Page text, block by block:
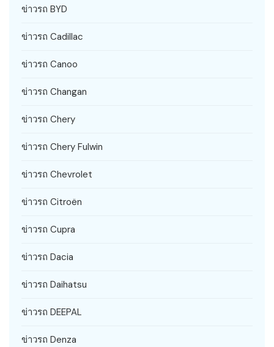
ข่าวรถ BYD
ข่าวรถ Cadillac
ข่าวรถ Canoo
ข่าวรถ Changan
ข่าวรถ Chery
ข่าวรถ Chery Fulwin
ข่าวรถ Chevrolet
ข่าวรถ Citroën
ข่าวรถ Cupra
ข่าวรถ Dacia
ข่าวรถ Daihatsu
ข่าวรถ DEEPAL
ข่าวรถ Denza